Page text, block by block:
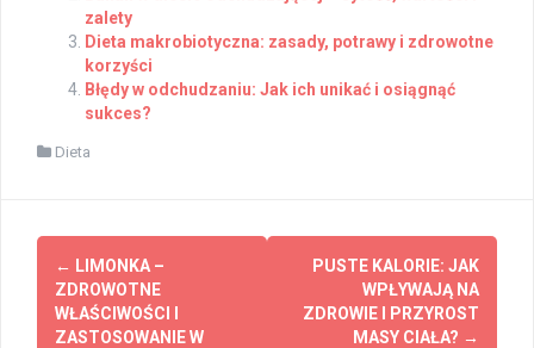
zalety
Dieta makrobiotyczna: zasady, potrawy i zdrowotne
korzyści
Błędy w odchudzaniu: Jak ich unikać i osiągnąć
sukces?
Dieta
Post
navigation
← LIMONKA –
ZDROWOTNE
WŁAŚCIWOŚCI I
ZASTOSOWANIE W
PUSTE KALORIE: JAK
WPŁYWAJĄ NA
ZDROWIE I PRZYROST
MASY CIAŁA? →